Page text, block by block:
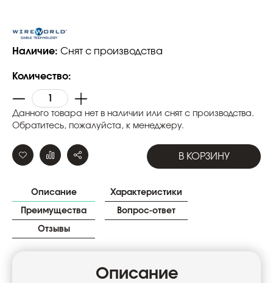
Наличие: Снят с производства
Количество:
Данного товара нет в наличии или снят с производства.
Обратитесь, пожалуйста, к менеджеру.
В КОРЗИНУ
Описание Характеристики
Преимущества Вопрос-ответ
Отзывы
Описание